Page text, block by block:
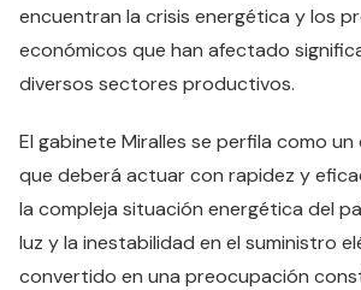
encuentran la crisis energética y los
económicos que han afectado
diversos sectores productivos.
El gabinete Miralles se perfila como
que deberá actuar con rapidez y
la compleja situación energética del
luz y la inestabilidad en el suministro
convertido en una preocupación